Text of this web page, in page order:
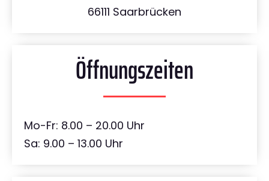
66111 Saarbrücken
Öffnungszeiten
Mo-Fr: 8.00 – 20.00 Uhr
Sa: 9.00 – 13.00 Uhr